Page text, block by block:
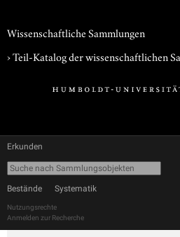
Wissenschaftliche Sammlungen
› Teil-Katalog der wissenschaftlichen
Erkunden
Bestände Systematik
Nutzungsrechte
Anmelden zur Recherche